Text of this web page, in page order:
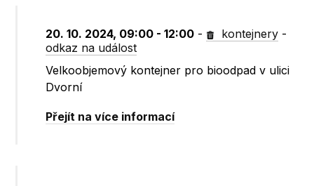
20. 10. 2024, 09:00 - 12:00 - kontejnery -
odkaz na událost
Velkoobjemový kontejner pro bioodpad v ulici
Dvorní
Přejít na více informací